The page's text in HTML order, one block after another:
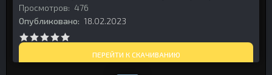
Просмотров: 476
Опубликовано: 18.02.2023
ПЕРЕЙТИ К СКАЧИВАНИЮ